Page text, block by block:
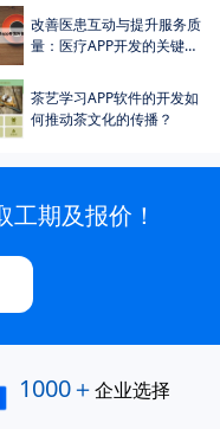
改善医患互动与提升服务质
量：医疗APP开发的关键作
茶艺学习APP软件的开发如
何推动茶文化的传播？
期及报价！
1000＋企业选择